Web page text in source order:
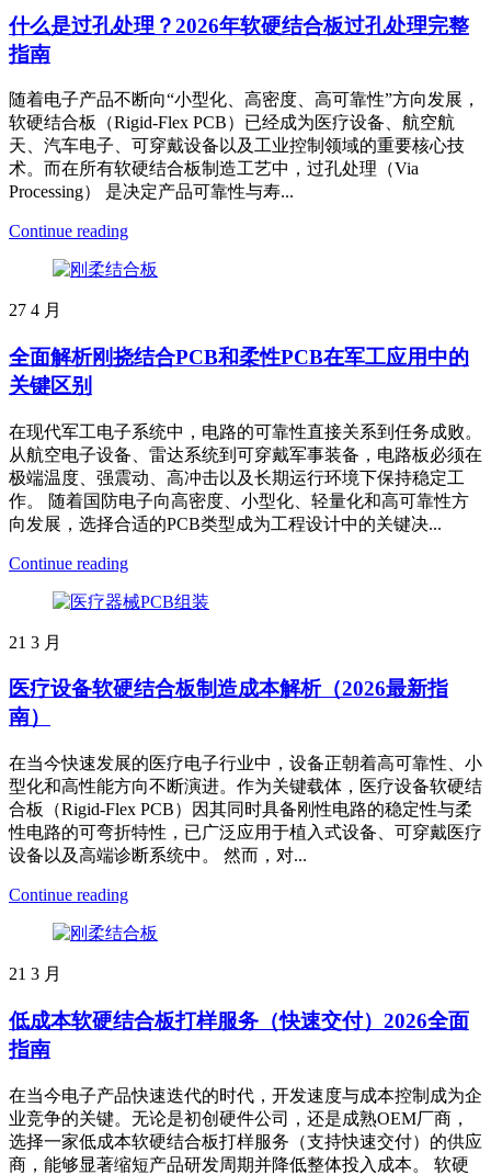
什么是过孔处理？2026年软硬结合板过孔处理完整
指南
随着电子产品不断向“小型化、高密度、高可靠性”方向发展，
软硬结合板（Rigid-Flex PCB）已经成为医疗设备、航空航
天、汽车电子、可穿戴设备以及工业控制领域的重要核心技
术。而在所有软硬结合板制造工艺中，过孔处理（Via
Processing） 是决定产品可靠性与寿...
Continue reading
27 4 月
全面解析刚挠结合PCB和柔性PCB在军工应用中的
关键区别
在现代军工电子系统中，电路的可靠性直接关系到任务成败。
从航空电子设备、雷达系统到可穿戴军事装备，电路板必须在
极端温度、强震动、高冲击以及长期运行环境下保持稳定工
作。 随着国防电子向高密度、小型化、轻量化和高可靠性方
向发展，选择合适的PCB类型成为工程设计中的关键决...
Continue reading
21 3 月
医疗设备软硬结合板制造成本解析（2026最新指
南）
在当今快速发展的医疗电子行业中，设备正朝着高可靠性、小
型化和高性能方向不断演进。作为关键载体，医疗设备软硬结
合板（Rigid-Flex PCB）因其同时具备刚性电路的稳定性与柔
性电路的可弯折特性，已广泛应用于植入式设备、可穿戴医疗
设备以及高端诊断系统中。 然而，对...
Continue reading
21 3 月
低成本软硬结合板打样服务（快速交付）2026全面
指南
在当今电子产品快速迭代的时代，开发速度与成本控制成为企
业竞争的关键。无论是初创硬件公司，还是成熟OEM厂商，
选择一家低成本软硬结合板打样服务（支持快速交付）的供应
商，能够显著缩短产品研发周期并降低整体投入成本。 软硬